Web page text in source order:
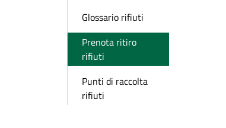
Glossario rifiuti
Prenota ritiro
rifiuti
Punti di raccolta
rifiuti